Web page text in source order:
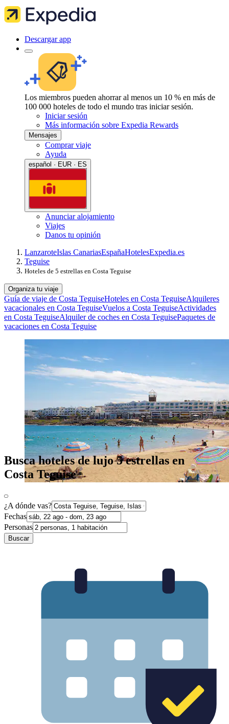
Descargar app
Los miembros pueden ahorrar al menos un 10 % en más de
100 000 hoteles de todo el mundo tras iniciar sesión.
Iniciar sesión
Más información sobre Expedia Rewards
Mensajes
Comprar viaje
Ayuda
español · EUR · ES
Anunciar alojamiento
Viajes
Danos tu opinión
LanzaroteIslas CanariasEspañaHotelesExpedia.es
Teguise
Hoteles de 5 estrellas en Costa Teguise
Organiza tu viaje
Guía de viaje de Costa TeguiseHoteles en Costa TeguiseAlquileres
vacacionales en Costa TeguiseVuelos a Costa TeguiseActividades
en Costa TeguiseAlquiler de coches en Costa TeguisePaquetes de
vacaciones en Costa Teguise
Busca hoteles de lujo 5 estrellas en
Costa Teguise
¿A dónde vas?
Fechas
Personas
Buscar